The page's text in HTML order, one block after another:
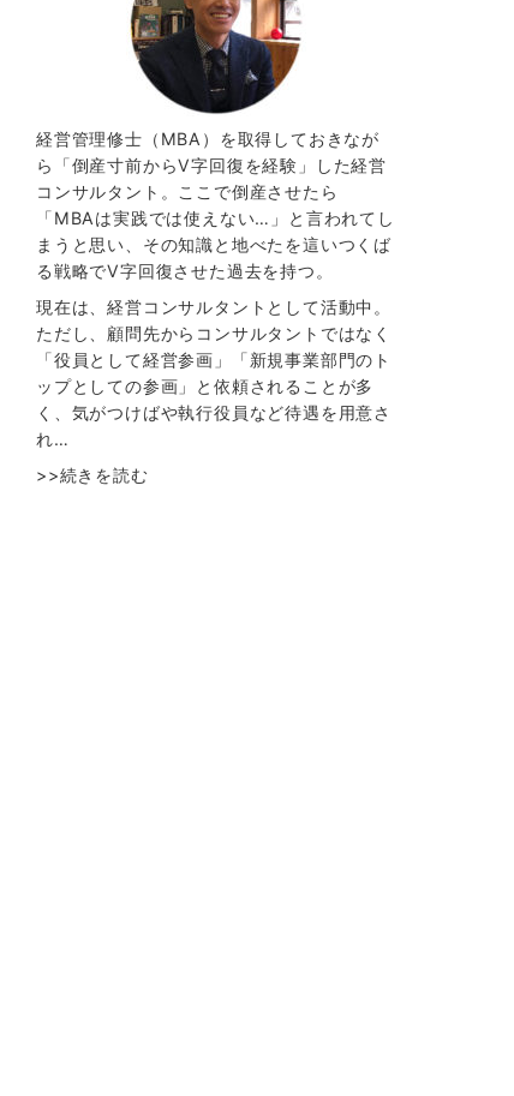
経営管理修士（MBA）を取得しておきなが
ら「倒産寸前からV字回復を経験」した経営
コンサルタント。ここで倒産させたら
「MBAは実践では使えない…」と言われてし
まうと思い、その知識と地べたを這いつくば
る戦略でV字回復させた過去を持つ。
現在は、経営コンサルタントとして活動中。
ただし、顧問先からコンサルタントではなく
「役員として経営参画」「新規事業部門のト
ップとしての参画」と依頼されることが多
く、気がつけばや執行役員など待遇を用意さ
れ…
>>続きを読む